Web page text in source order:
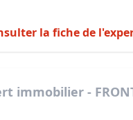
la fiche de
immobilier -